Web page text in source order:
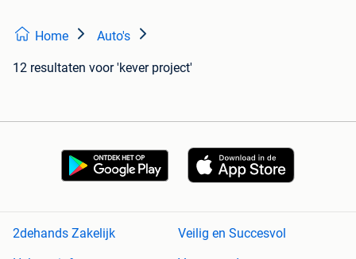
Home Auto's
12 resultaten voor 'kever project'
2dehands Zakelijk
Veilig en Succesvol